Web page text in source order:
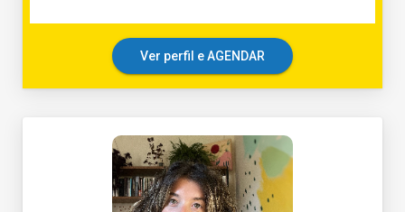
Ver perfil e AGENDAR